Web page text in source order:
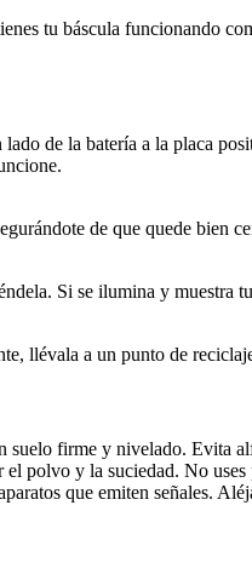
tu báscula funcionando
de la batería a la placa
de que quede bien
Si se ilumina y muestra
llévala a un punto de
suelo firme y nivelado. Evita
polvo y la suciedad. No uses
que emiten señales.